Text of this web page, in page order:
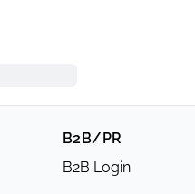
B2B/PR
B2B Login